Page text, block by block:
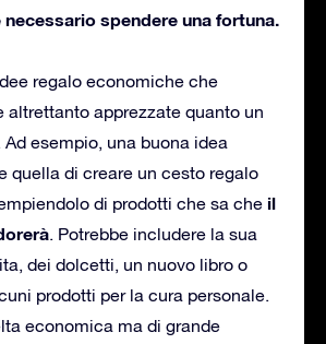
necessario spendere una fortuna.
regalo economiche che
altrettanto apprezzate quanto un
esempio, una buona idea
quella di creare un cesto regalo
di prodotti che sa che il
. Potrebbe includere la sua
dei dolcetti, un nuovo libro o
prodotti per la cura personale.
economica ma di grande